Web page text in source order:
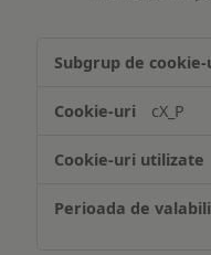
și/sau
informațiilor
pe
dispozitiv
cX_P